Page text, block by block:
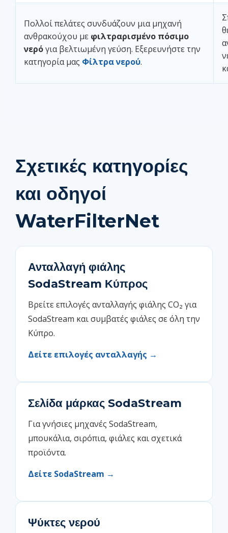
Πολλοί πελάτες συνδυάζουν μια μηχανή
ανθρακούχου με φιλτραρισμένο πόσιμο
νερόγια βελτιωμένη γεύση. Εξερευνήστε την
κατηγορία μας Φίλτρα νερού.
Σχετικές κατηγορίες
και οδηγοί
WaterFilterNet
Ανταλλαγή φιάλης
SodaStream Κύπρος
Βρείτε επιλογές ανταλλαγής φιάλης CO₂ για
SodaStream και συμβατές φιάλες σε όλη την
Κύπρο.
Δείτε επιλογές ανταλλαγής →
Σελίδα μάρκας SodaStream
Για γνήσιες μηχανές SodaStream,
μπουκάλια, σιρόπια, φιάλες και σχετικά
προϊόντα.
Δείτε SodaStream →
Ψύκτες νερού